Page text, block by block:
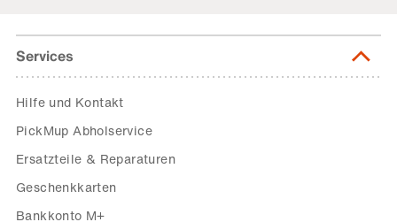
Services
Hilfe und Kontakt
PickMup Abholservice
Ersatzteile & Reparaturen
Geschenkkarten
Bankkonto M+